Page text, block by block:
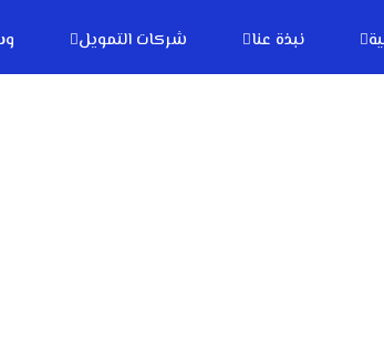
نبذة عنا شركات التمويل